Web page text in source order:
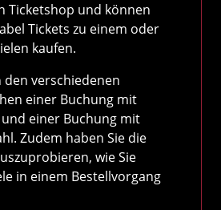
Ticketshop und können
Tickets zu einem oder
kaufen.
den verschiedenen
einer Buchung mit
einer Buchung mit
Zudem haben Sie die
wie Sie
in einem Bestellvorgang